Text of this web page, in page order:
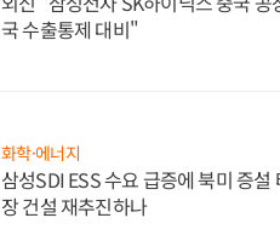
국 수출통제 대비"
화학·에너지
삼성SDI ESS 수요 급증에 북미 증
장 건설 재추진하나